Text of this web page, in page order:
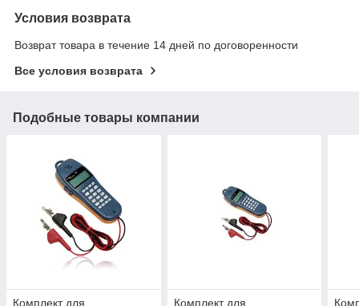
Условия возврата
Возврат товара в течение 14 дней по договоренности
Все условия возврата
Подобные товары компании
Комплект для
Комплект для